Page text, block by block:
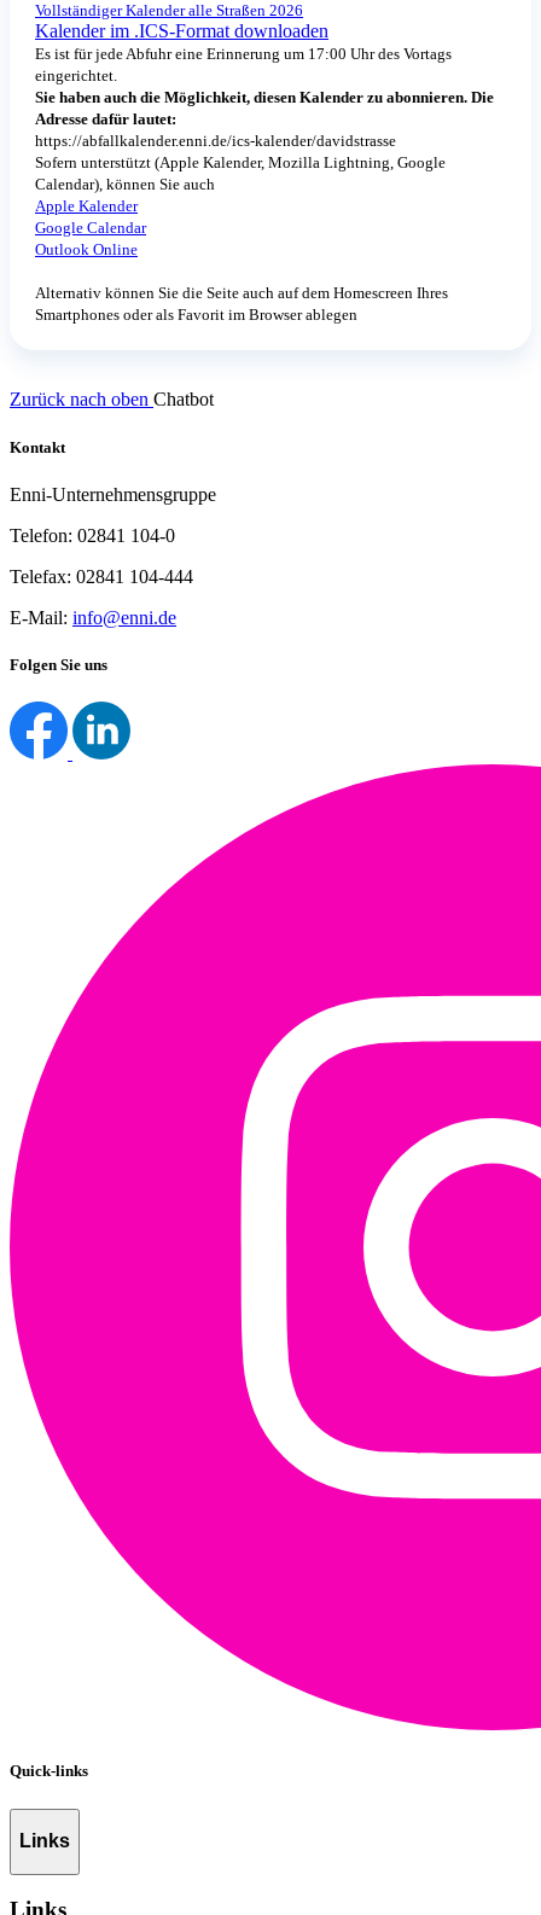
Vollständiger Kalender alle Straßen 2026
Kalender im .ICS-Format downloaden
Es ist für jede Abfuhr eine Erinnerung um 17:00 Uhr des Vortags
eingerichtet.
Sie haben auch die Möglichkeit, diesen Kalender zu abonnieren. Die
Adresse dafür lautet:
https://abfallkalender.enni.de/ics-kalender/davidstrasse
Sofern unterstützt (Apple Kalender, Mozilla Lightning, Google
Calendar), können Sie auch
Apple Kalender
Google Calendar
Outlook Online
Alternativ können Sie die Seite auch auf dem Homescreen Ihres
Smartphones oder als Favorit im Browser ablegen
Zurück nach oben Chatbot
Kontakt
Enni-Unternehmensgruppe
Telefon: 02841 104-0
Telefax: 02841 104-444
E-Mail: info@enni.de
Folgen Sie uns
Quick-links
Links